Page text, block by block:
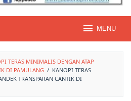
MENU
TERAS MINIMALIS DENGAN ATAP
DI PAMULANG / KANOPI TERAS
TRANSPARAN CANTIK DI